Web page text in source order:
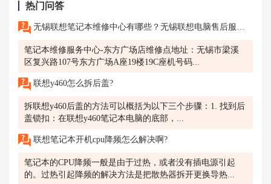
热门问答
无锡联想笔记本维修中心有哪些？无锡联想电脑售后服务网点地址查询
笔记本维修服务中心-东方广场店维修点地址：无锡市梁溪
区复兴路107号东方广场A座19楼19C座机号码...
联想y460怎么拆后盖?
拆联想y460后盖的方法可以概括为以下三个步骤：1. 找到后
盖锁扣：在联想y460笔记本电脑的底部，...
联想笔记本开机cpu降频怎么解决啊?
笔记本的CPU降频一般是由于过热，或者没有插电源引起
的。过热引起降频的解决方法是把散热器拆开更换导热...